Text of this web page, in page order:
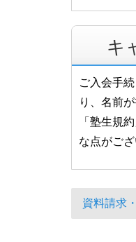
キ
ご入会手
り、名前
「塾生規
な点がご
資料請求